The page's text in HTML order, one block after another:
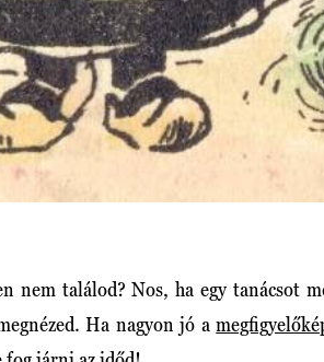
nem találod? Nos, ha egy tanácsot
Ha nagyon jó a